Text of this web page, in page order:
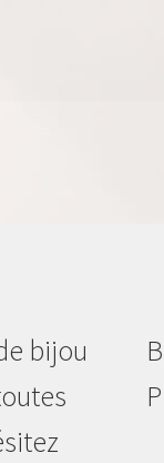
bijou